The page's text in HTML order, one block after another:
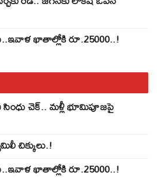
ఖాతాల్లోకి రూ.25000..!
చెక్.. మళ్లీ భూమిపూజపై
చిక్కులు.!
ఖాతాల్లోకి రూ.25000..!